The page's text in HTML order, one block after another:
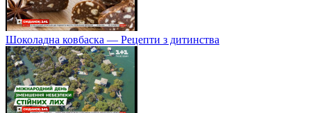
Шоколадна ковбаска — Рецепти з дитинства